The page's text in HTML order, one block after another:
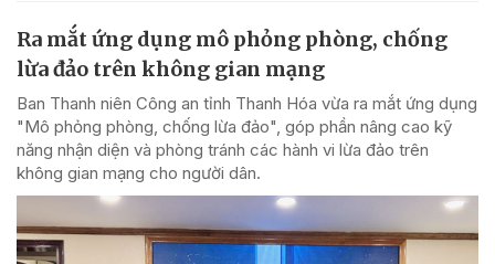
Ra mắt ứng dụng mô phỏng phòng, chống
lừa đảo trên không gian mạng
Ban Thanh niên Công an tỉnh Thanh Hóa vừa ra mắt ứng dụng
"Mô phỏng phòng, chống lừa đảo", góp phần nâng cao kỹ
năng nhận diện và phòng tránh các hành vi lừa đảo trên
không gian mạng cho người dân.